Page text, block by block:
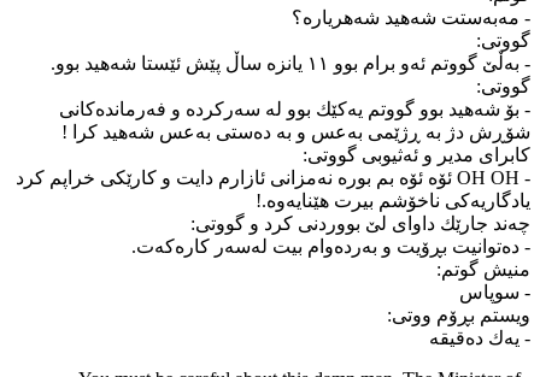
- مەبەستت شەهید شەهریارە؟
گووتی:
- بەڵێ گووتم ئەو برام بوو ۱۱ یانزە ساڵ پێش ئێستا شەهید بوو.
گووتی:
- بۆ شەهید بوو گووتم یەکێك بوو لە سەرکردە و فەرماندەکانی
شۆڕش دژ بە ڕژێمی بەعس و بە دەستی بەعس شەهید کرا !
کابرای مدیر و ئەثیوبی گووتی:
- OH OH ئۆە ئۆە بم بورە نەمزانی ئازارم دایت و کارێکی خراپم کرد
یادگاریەکی ناخۆشم بیرت هێنایەوە.!
چەند جارێك داوای لێ بووردنی کرد و گووتی:
- دەتوانیت بڕۆیت و بەردەوام بیت لەسەر کارەکەت.
منیش گوتم:
- سوپاس
ویستم بڕۆم ووتی:
- یەك دەقیقە